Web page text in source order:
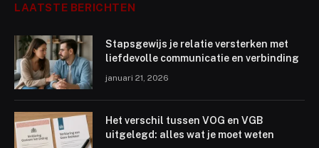
LAATSTE BERICHTEN
Stapsgewijs je relatie versterken met
liefdevolle communicatie en verbinding
januari 21, 2026
Het verschil tussen VOG en VGB
uitgelegd: alles wat je moet weten